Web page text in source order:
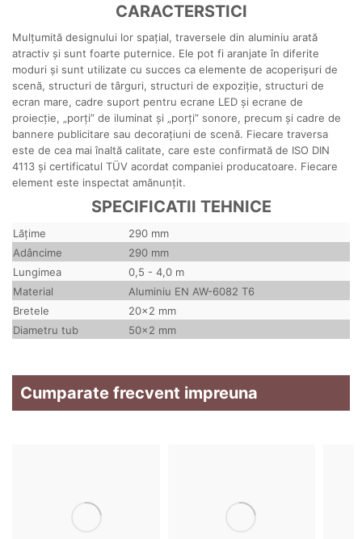
CARACTERSTICI
Mulțumită designului lor spațial, traversele din aluminiu arată
atractiv și sunt foarte puternice. Ele pot fi aranjate în diferite
moduri și sunt utilizate cu succes ca elemente de acoperișuri de
scenă, structuri de târguri, structuri de expoziție, structuri de
ecran mare, cadre suport pentru ecrane LED și ecrane de
proiecție, „porți” de iluminat și „porți” sonore, precum și cadre de
bannere publicitare sau decorațiuni de scenă. Fiecare traversa
este de cea mai înaltă calitate, care este confirmată de ISO DIN
4113 și certificatul TÜV acordat companiei producatoare. Fiecare
element este inspectat amănunțit.
SPECIFICATII TEHNICE
Lăţime
290 mm
Adâncime
290 mm
Lungimea
0,5 - 4,0 m
Material
Aluminiu EN AW-6082 T6
Bretele
20x2 mm
Diametru tub
50x2 mm
Cumparate frecvent impreuna